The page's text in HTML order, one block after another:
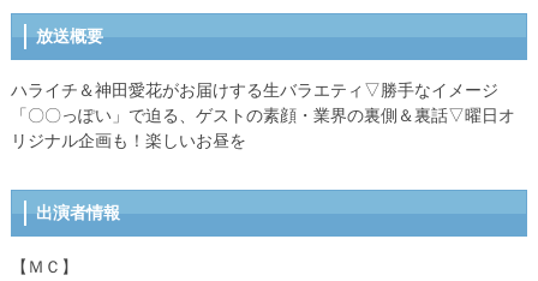
放送概要
ハライチ＆神田愛花がお届けする生バラエティ▽勝手なイメージ
「〇〇っぽい」で迫る、ゲストの素顔・業界の裏側＆裏話▽曜日オ
リジナル企画も！楽しいお昼を
出演者情報
【ＭＣ】